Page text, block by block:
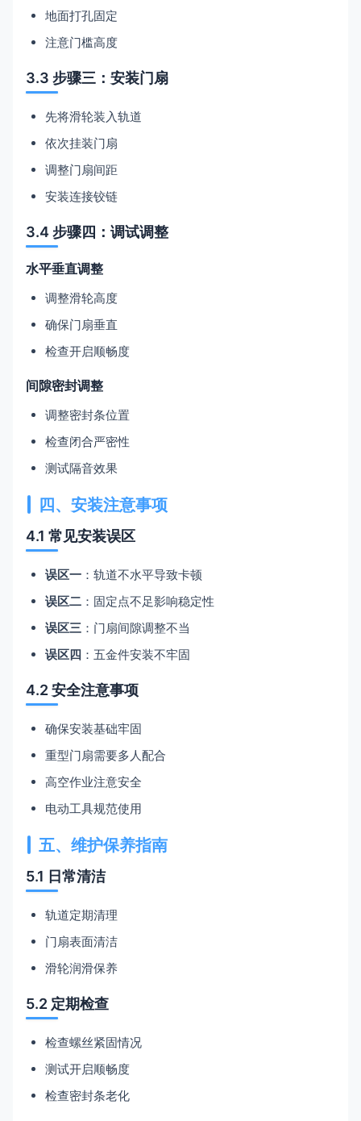
地面打孔固定
注意门槛高度
3.3 步骤三：安装门扇
先将滑轮装入轨道
依次挂装门扇
调整门扇间距
安装连接铰链
3.4 步骤四：调试调整
水平垂直调整
调整滑轮高度
确保门扇垂直
检查开启顺畅度
间隙密封调整
调整密封条位置
检查闭合严密性
测试隔音效果
四、安装注意事项
4.1 常见安装误区
误区一 ：轨道不水平导致卡顿
误区二 ：固定点不足影响稳定性
误区三 ：门扇间隙调整不当
误区四 ：五金件安装不牢固
4.2 安全注意事项
确保安装基础牢固
重型门扇需要多人配合
高空作业注意安全
电动工具规范使用
五、维护保养指南
5.1 日常清洁
轨道定期清理
门扇表面清洁
滑轮润滑保养
5.2 定期检查
检查螺丝紧固情况
测试开启顺畅度
检查密封条老化